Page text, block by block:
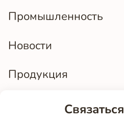
Промышленность
Новости
Продукция
Связаться